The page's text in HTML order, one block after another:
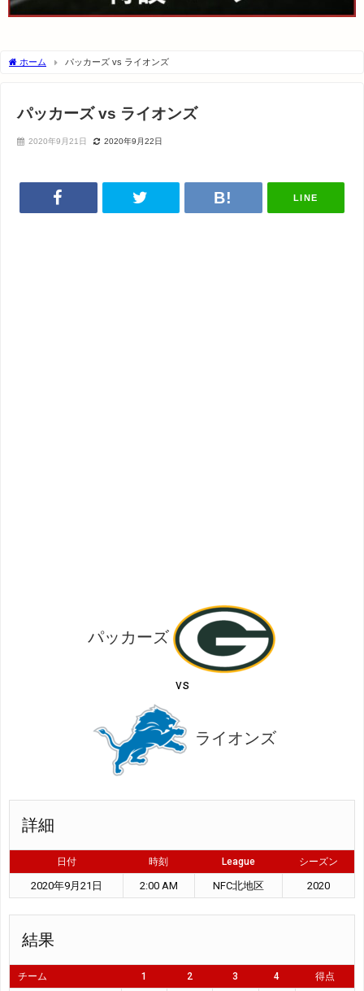
ホーム パッカーズ vs ライオンズ
パッカーズ vs ライオンズ
2020年9月21日 2020年9月22日
LINE
パッカーズ
vs
ライオンズ
詳細
日付 時刻 League シーズン
2020年9月21日 2:00 AM NFC北地区 2020
結果
チーム 1 2 3 4 得点